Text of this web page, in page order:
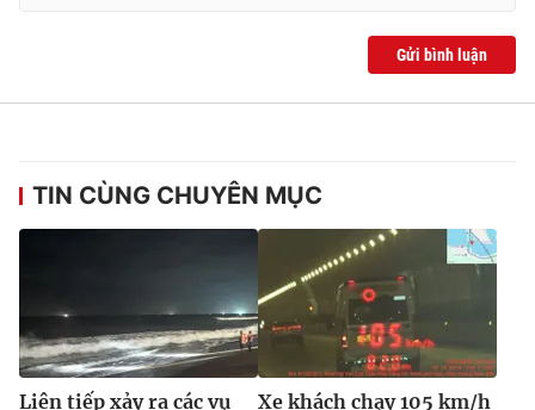
Gửi bình luận
TIN CÙNG CHUYÊN MỤC
Liên tiếp xảy ra các vụ
Xe khách chạy 105 km/h